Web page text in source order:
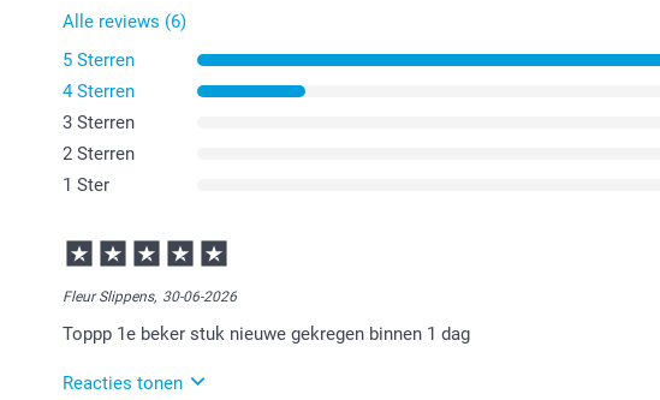
Alle reviews (6)
5 Sterren
4 Sterren
3 Sterren
2 Sterren
1 Ster
Fleur Slippens, 30-06-2026
Toppp 1e beker stuk nieuwe gekregen binnen 1 dag
Reacties tonen